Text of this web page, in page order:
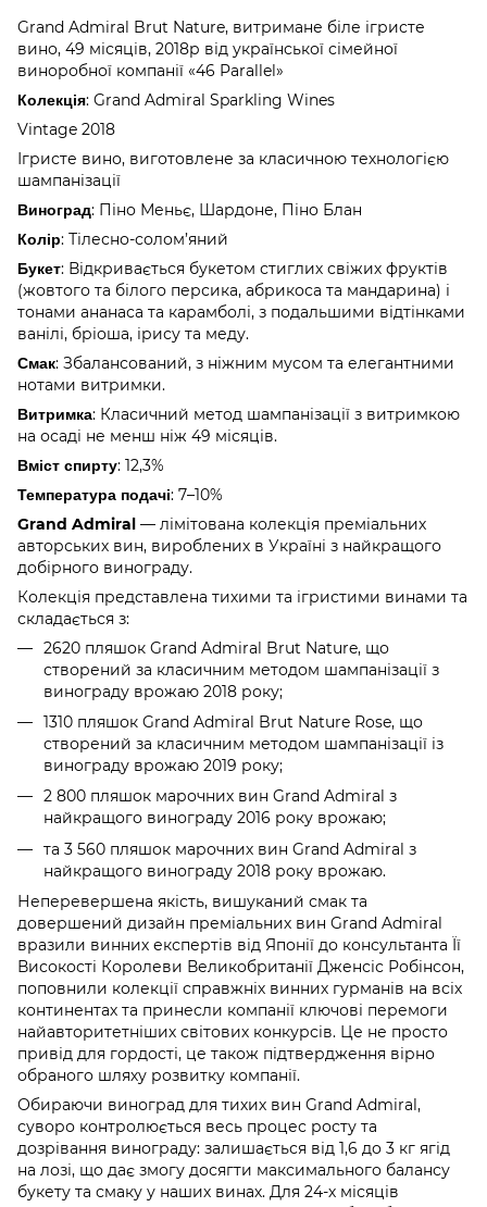
Grand Admiral Brut Nature, витримане біле ігристе
вино, 49 місяців, 2018р від української сімейної
виноробної компанії «46 Parallel»
Колекція: Grand Admiral Sparkling Wines
Vintage 2018
Ігристе вино, виготовлене за класичною технологією
шампанізації
Виноград: Піно Меньє, Шардоне, Піно Блан
Колір: Тілесно-солом’яний
Букет: Відкривається букетом стиглих свіжих фруктів
(жовтого та білого персика, абрикоса та мандарина) і
тонами ананаса та карамболі, з подальшими відтінками
ванілі, бріоша, ірису та меду.
Смак: Збалансований, з ніжним мусом та елегантними
нотами витримки.
Витримка: Класичний метод шампанізації з витримкою
на осаді не менш ніж 49 місяців.
Вміст спирту: 12,3%
Температура подачі: 7–10%
Grand Admiral — лімітована колекція преміальних
авторських вин, вироблених в Україні з найкращого
добірного винограду.
Колекція представлена тихими та ігристими винами та
складається з:
2620 пляшок Grand Admiral Brut Nature, що
створений за класичним методом шампанізації з
винограду врожаю 2018 року;
1310 пляшок Grand Admiral Brut Nature Rose, що
створений за класичним методом шампанізації із
винограду врожаю 2019 року;
2 800 пляшок марочних вин Grand Admiral з
найкращого винограду 2016 року врожаю;
та 3 560 пляшок марочних вин Grand Admiral з
найкращого винограду 2018 року врожаю.
Неперевершена якість, вишуканий смак та
довершений дизайн преміальних вин Grand Admiral
вразили винних експертів від Японії до консультанта Її
Високості Королеви Великобританії Дженсіс Робінсон,
поповнили колекції справжніх винних гурманів на всіх
континентах та принесли компанії ключові перемоги
найавторитетніших світових конкурсів. Це не просто
привід для гордості, це також підтвердження вірно
обраного шляху розвитку компанії.
Обираючи виноград для тихих вин Grand Admiral,
суворо контролюється весь процес росту та
дозрівання винограду: залишається від 1,6 до 3 кг ягід
на лозі, що дає змогу досягти максимального балансу
букету та смаку у наших винах. Для 24-х місяців